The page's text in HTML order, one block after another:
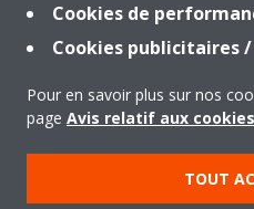
Welcome to
Experience
Select your
ENGLISH (US)
Cookies de
Cookies publicitaires
Pour en savoir plus sur nos
page Avis relatif aux cookies
TOUT